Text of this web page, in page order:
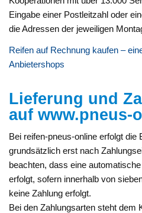
Eingabe einer Postleitzahl oder
die Adressen der jeweiligen
Reifen auf Rechnung kaufen –
Anbietershops
Lieferung und
auf www.pneus-
Bei reifen-pneus-online erfolgt die
grundsätzlich erst nach
beachten, dass eine
erfolgt, sofern innerhalb von
keine Zahlung erfolgt.
Bei den Zahlungsarten steht dem